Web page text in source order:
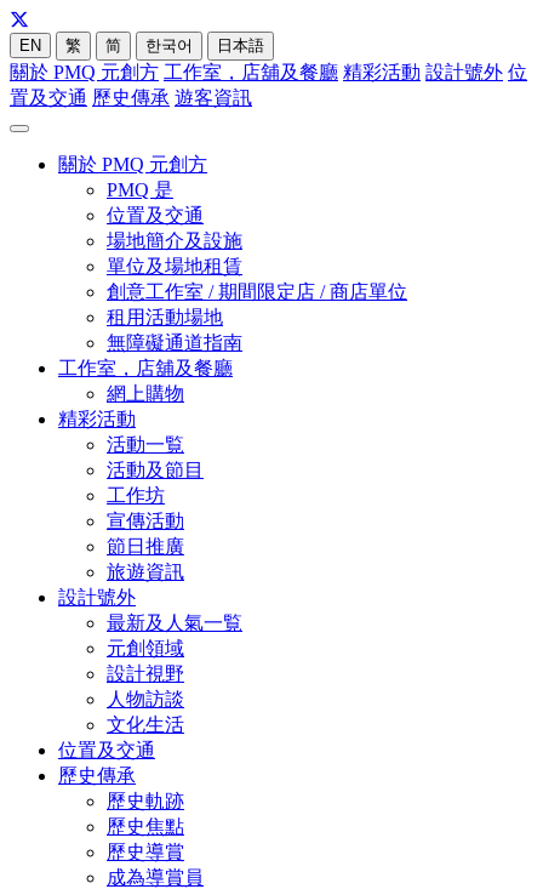
EN 繁 简 한국어 日本語
關於 PMQ 元創方 工作室，店舖及餐廳 精彩活動 設計號外 位
置及交通 歷史傳承 遊客資訊
關於 PMQ 元創方
PMQ 是
位置及交通
場地簡介及設施
單位及場地租賃
創意工作室 / 期間限定店 / 商店單位
租用活動場地
無障礙通道指南
工作室，店舖及餐廳
網上購物
精彩活動
活動一覧
活動及節目
工作坊
宣傳活動
節日推廣
旅遊資訊
設計號外
最新及人氣一覧
元創領域
設計視野
人物訪談
文化生活
位置及交通
歷史傳承
歷史軌跡
歷史焦點
歷史導賞
成為導賞員